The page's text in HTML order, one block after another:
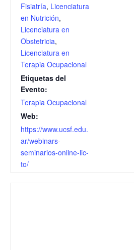
Fisiatría, Licenciatura
en Nutrición,
Licenciatura en
Obstetricia,
Licenciatura en
Terapia Ocupacional
Etiquetas del
Evento:
Terapia Ocupacional
Web:
https://www.ucsf.edu.
ar/webinars-
seminarios-online-lic-
to/